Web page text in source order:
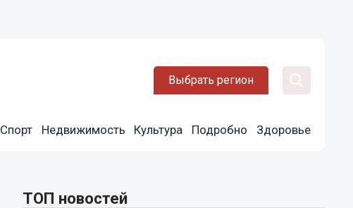
Выбрать регион
Спорт Недвижимость Культура Подробно Здоровье
ТОП новостей